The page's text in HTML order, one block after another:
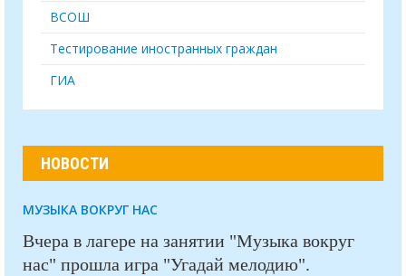
ВСОШ
Тестирование иностранных граждан
ГИА
НОВОСТИ
МУЗЫКА ВОКРУГ НАС
Вчера в лагере на занятии "Музыка вокруг
нас" прошла игра "Угадай мелодию".